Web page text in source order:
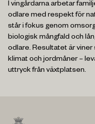
I vingårdarna arbetar
odlare med respekt för
står i fokus genom
biologisk mångfald och
odlare. Resultatet är
klimat och jordmåner –
uttryck från växtplatsen.